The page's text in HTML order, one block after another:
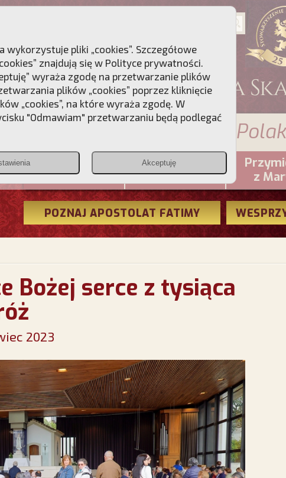
Przebudźmy sumienia
Christiana
PCh24.pl
z
POZNAJ APOSTOLAT FATIMY
Bożej serce z tysiąca
2023
pliki „cookies”. Szczegółowe
znajdują się w Polityce prywatności.
wyraża zgodę na przetwarzanie plików
plików „cookies” poprzez kliknięcie
„cookies”, na które wyraża zgodę. W
"Odmawiam" przetwarzaniu będą podlegać
Akceptuję